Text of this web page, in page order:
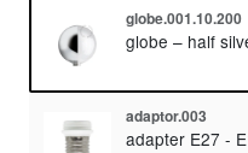
globe.001.10.200
globe – half
adaptor.003
adapter E27 -